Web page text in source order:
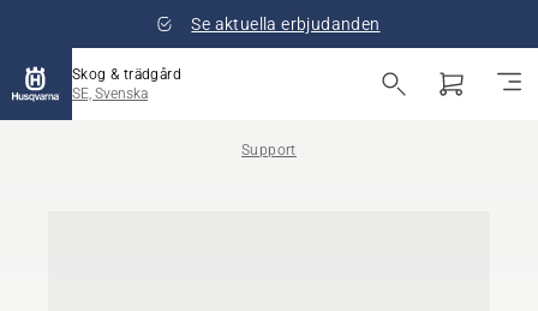
Se aktuella erbjudanden
Skog & trädgård
SE, Svenska
Support